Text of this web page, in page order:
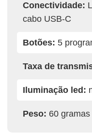
Conectividade:
cabo USB-C
Botões: 5
Taxa de
Iluminação led:
Peso: 60 gramas